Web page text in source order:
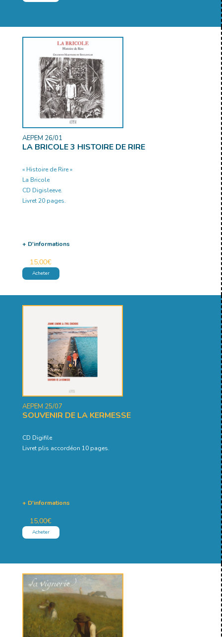
AEPEM 26/01
LA BRICOLE 3 HISTOIRE DE RIRE
« Histoire de Rire »
La Bricole
CD Digisleeve.
Livret 20 pages.
+ D'informations
15,00€
Acheter
AEPEM 25/07
SOUVENIR DE LA KERMESSE
CD Digifile
Livret plis accordéon 10 pages.
+ D'informations
15,00€
Acheter